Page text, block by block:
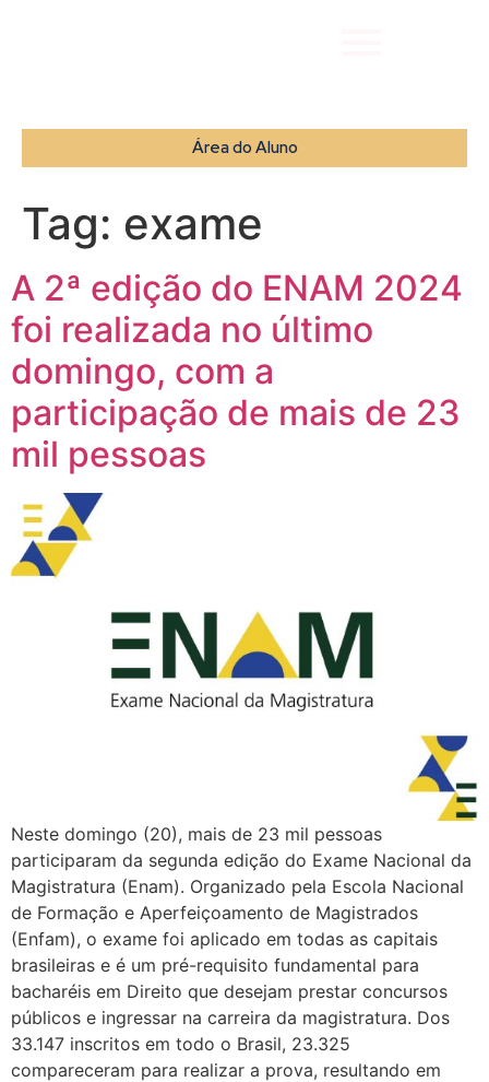
Área do Aluno
Tag: exame
A 2ª edição do ENAM 2024
foi realizada no último
domingo, com a
participação de mais de 23
mil pessoas
Neste domingo (20), mais de 23 mil pessoas
participaram da segunda edição do Exame Nacional da
Magistratura (Enam). Organizado pela Escola Nacional
de Formação e Aperfeiçoamento de Magistrados
(Enfam), o exame foi aplicado em todas as capitais
brasileiras e é um pré-requisito fundamental para
bacharéis em Direito que desejam prestar concursos
públicos e ingressar na carreira da magistratura. Dos
33.147 inscritos em todo o Brasil, 23.325
compareceram para realizar a prova, resultando em